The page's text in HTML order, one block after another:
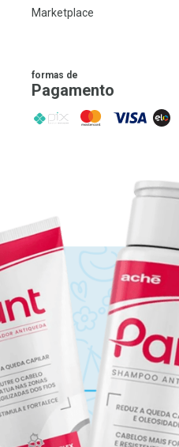
Marketplace
formas de
Pagamento
PIX MasterCard
VISA ELO